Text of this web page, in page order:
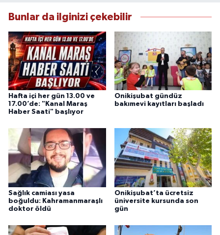
Bunlar da ilginizi çekebilir
Hafta içi her gün 13.00 ve
17.00’de: "Kanal Maraş
Haber Saati" başlıyor
Onikişubat gündüz
bakımevi kayıtları başladı
Sağlık camiası yasa
boğuldu: Kahramanmaraşlı
doktor öldü
Onikişubat’ta ücretsiz
üniversite kursunda son
gün